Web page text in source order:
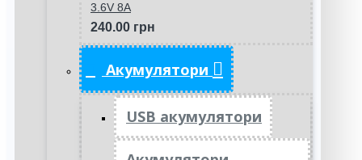
3.6V 8A
240.00 грн
Акумулятори
USB акумулятори